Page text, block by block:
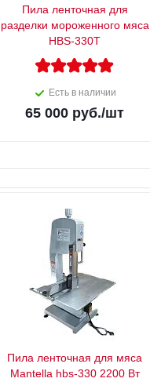
Пила ленточная для
разделки мороженного мяса
HBS-330T
Есть в наличии
65 000 руб./шт
Пила ленточная для мяса
Mantella hbs-330 2200 Вт